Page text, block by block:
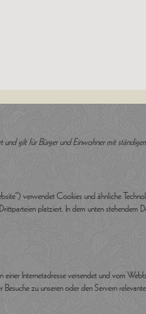
gilt für Bürger und Einwohner mit
verwendet Cookies und ähnliche
platziert. In dem unten
einer Internetadresse versendet und vom
zu unseren oder den Servern